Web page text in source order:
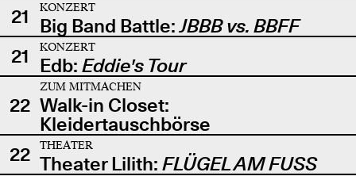
21
KONZERT
Big Band Battle:JBBB vs. BBFF
21
KONZERT
Edb: Eddie's Tour
22
ZUM MITMACHEN
Walk-in Closet:
Kleidertauschbörse
22
THEATER
Theater Lilith: FLÜGEL AM FUSS